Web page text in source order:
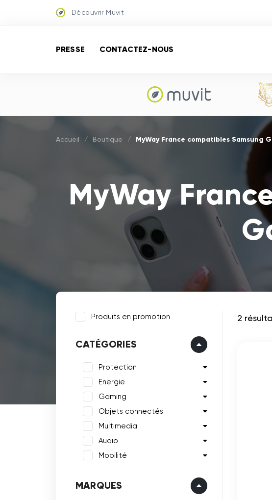
Découvrir Muvit
PRESSE CONTACTEZ-NOUS
Accueil / Boutique / MyWay France compatibles Samsung
MyWay
Produits en promotion
CATÉGORIES
Protection
Energie
Gaming
Objets connectés
Multimedia
Audio
Mobilité
MARQUES
2